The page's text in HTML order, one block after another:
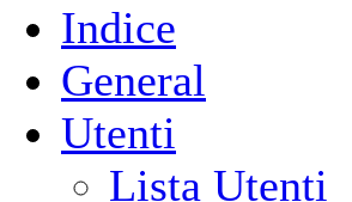
Indice
General
Utenti
Lista Utenti